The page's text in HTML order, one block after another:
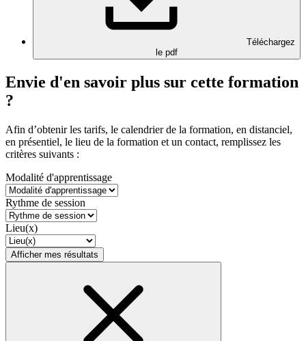
Téléchargez
le pdf
Envie d'en savoir plus sur cette formation
?
Afin d’obtenir les tarifs, le calendrier de la formation, en distanciel,
en présentiel, le lieu de la formation et un contact, remplissez les
critères suivants :
Modalité d'apprentissage
Rythme de session
Lieu(x)
Afficher mes résultats